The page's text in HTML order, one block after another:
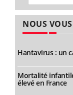
NOUS
Hantavirus : un
Mortalité
élevé en France